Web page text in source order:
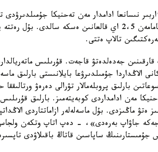
نىسانعا ادامدار مەن تەحنيكا
مىندەتتەردى ورىنداۋ ءۇشىن شامامەن 2،5 اي قالعانىن ەسكە
تالاپ ەتتى.
قارقىنىن جەدەلدەتۋ قاجەت. قۇرىلىس
الاڭداردا جۇمىلدىرۋعا بايلانىستى بارلىق
بارلىق پروبلەمالار تۋرالى دەرەۋ
مەن ادامداردى كوبەيتەمىز. بارلىق
ەتۋ ماڭىزدى. بۇل ماسەلەلەر ازاماتتاردى
جەكە جاۋاپ بەرەدى»، - دەپ اتاپ وتكەن
جۇمىستارىنىڭ ساپاسىن قاتاڭ باقىلاۋدى